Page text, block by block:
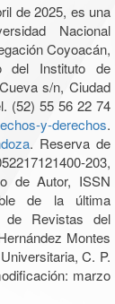
de 2025, es una
Nacional
Coyoacán,
del Instituto de
s/n, Ciudad
(52) 55 56 22 74
y-derechos.
. Reserva de
203,
de Autor, ISSN
de la última
de Revistas del
Montes
C. P.
marzo